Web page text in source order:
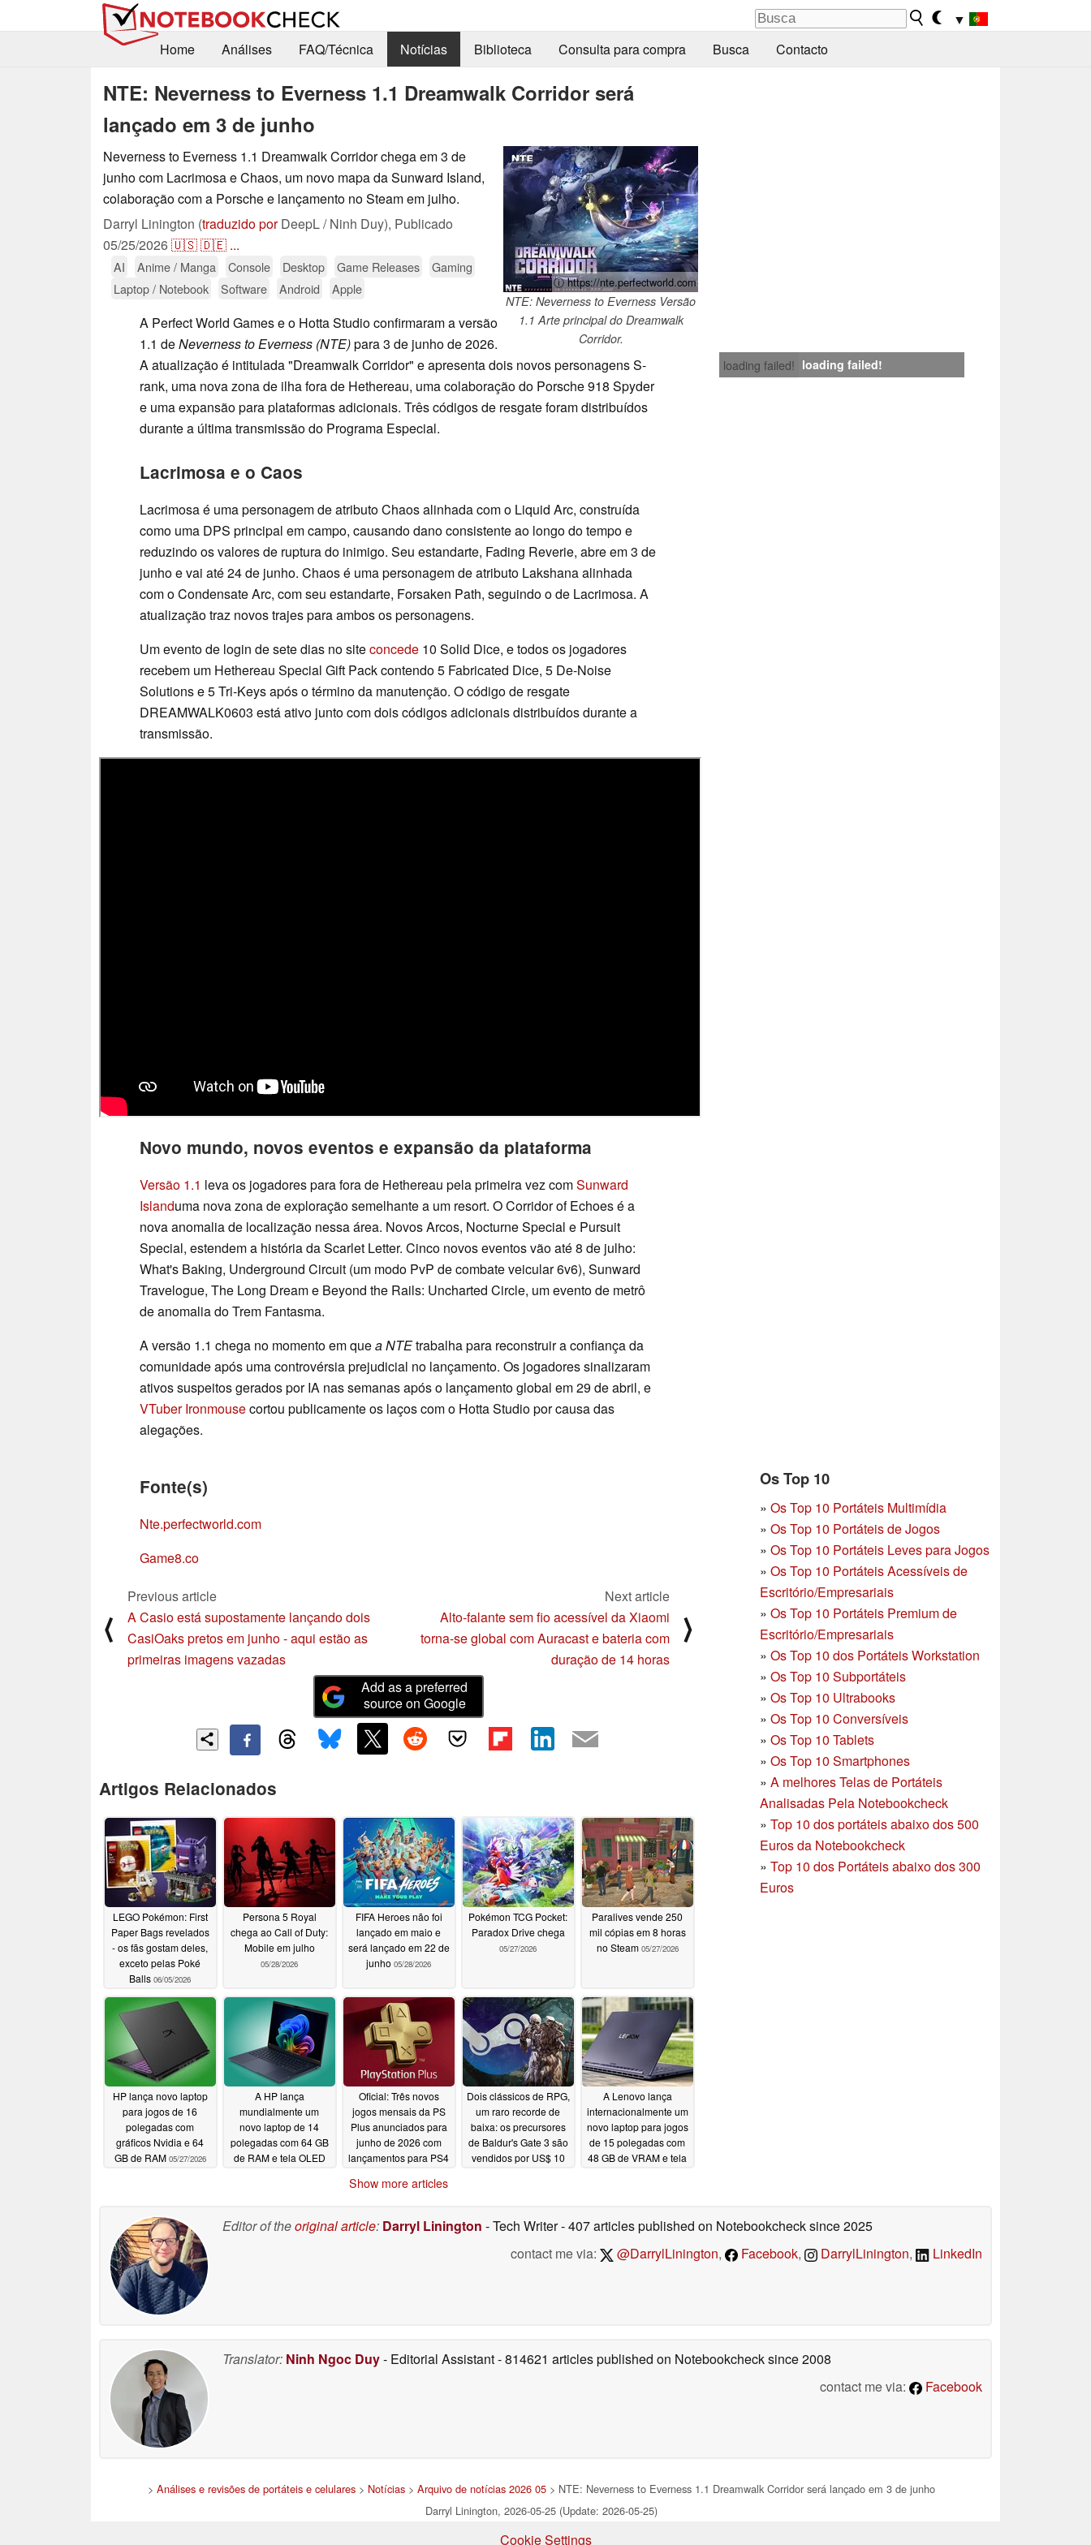
▼
Home
Análises FAQ/Técnica Notícias Biblioteca Consulta para compra Busca Contacto
NTE: Neverness to Everness 1.1 Dreamwalk Corridor será
lançado em 3 de junho
ⓘ https://nte.perfectworld.com
NTE: Neverness to Everness Versão
1.1 Arte principal do Dreamwalk
Corridor.
Neverness to Everness 1.1 Dreamwalk Corridor chega em 3 de
junho com Lacrimosa e Chaos, um novo mapa da Sunward Island,
colaboração com a Porsche e lançamento no Steam em julho.
Darryl Linington (traduzido porDeepL / Ninh Duy), Publicado
05/25/2026🇺🇸🇩🇪 ...
AI Anime / Manga Console Desktop Game Releases
Gaming
Laptop / Notebook
Software Android Apple
loading failed! loading failed!
A Perfect World Games e o Hotta Studio confirmaram a versão
1.1 deNeverness to Everness (NTE)para 3 de junho de 2026.
A atualização é intitulada "Dreamwalk Corridor" e apresenta dois novos personagens S-
rank, uma nova zona de ilha fora de Hethereau, uma colaboração do Porsche 918 Spyder
e uma expansão para plataformas adicionais. Três códigos de resgate foram distribuídos
durante a última transmissão do Programa Especial.
Lacrimosa e o Caos
Lacrimosa é uma personagem de atributo Chaos alinhada com o Liquid Arc, construída
como uma DPS principal em campo, causando dano consistente ao longo do tempo e
reduzindo os valores de ruptura do inimigo. Seu estandarte, Fading Reverie, abre em 3 de
junho e vai até 24 de junho. Chaos é uma personagem de atributo Lakshana alinhada
com o Condensate Arc, com seu estandarte, Forsaken Path, seguindo o de Lacrimosa. A
atualização traz novos trajes para ambos os personagens.
Um evento de login de sete dias no siteconcede 10 Solid Dice, e todos os jogadores
recebem um Hethereau Special Gift Pack contendo 5 Fabricated Dice, 5 De-Noise
Solutions e 5 Tri-Keys após o término da manutenção. O código de resgate
DREAMWALK0603 está ativo junto com dois códigos adicionais distribuídos durante a
transmissão.
Novo mundo, novos eventos e expansão da plataforma
Versão 1.1 leva os jogadores para fora de Hethereau pela primeira vez comSunward
Islanduma nova zona de exploração semelhante a um resort. O Corridor of Echoes é a
nova anomalia de localização nessa área. Novos Arcos, Nocturne Special e Pursuit
Special, estendem a história da Scarlet Letter. Cinco novos eventos vão até 8 de julho:
What's Baking, Underground Circuit (um modo PvP de combate veicular 6v6), Sunward
Travelogue, The Long Dream e Beyond the Rails: Uncharted Circle, um evento de metrô
de anomalia do Trem Fantasma.
A versão 1.1 chega no momento em quea NTEtrabalha para reconstruir a confiança da
comunidade após uma controvérsia prejudicial no lançamento. Os jogadores sinalizaram
ativos suspeitos gerados por IA nas semanas após o lançamento global em 29 de abril, e
VTuber Ironmousecortou publicamente os laços com o Hotta Studio por causa das
alegações.
Os Top 10
» Os Top 10 Portáteis Multimídia
» Os Top 10 Portáteis de Jogos
» Os Top 10 Portáteis Leves para Jogos
» Os Top 10 Portáteis Acessíveis de
Escritório/Empresariais
» Os Top 10 Portáteis Premium de
Escritório/Empresariais
» Os Top 10 dos Portáteis Workstation
» Os Top 10 Subportáteis
» Os Top 10 Ultrabooks
» Os Top 10 Conversíveis
» Os Top 10 Tablets
» Os Top 10 Smartphones
» A melhores Telas de Portáteis
Analisadas Pela Notebookcheck
» Top 10 dos portáteis abaixo dos 500
Euros da Notebookcheck
» Top 10 dos Portáteis abaixo dos 300
Euros
Fonte(s)
Nte.perfectworld.com
Game8.co
⟨
Previous article
A Casio está supostamente lançando dois
CasiOaks pretos em junho - aqui estão as
primeiras imagens vazadas
Next article
Alto-falante sem fio acessível da Xiaomi
torna-se global com Auracast e bateria com
duração de 14 horas
⟩
Add as a preferred
source on Google
Artigos Relacionados
LEGO Pokémon: First
Paper Bags revelados
- os fãs gostam deles,
exceto pelas Poké
Balls 06/05/2026
Persona 5 Royal
chega ao Call of Duty:
Mobile em julho
05/28/2026
FIFA Heroes não foi
lançado em maio e
será lançado em 22 de
junho 05/28/2026
Pokémon TCG Pocket:
Paradox Drive chega
05/27/2026
Paralives vende 250
mil cópias em 8 horas
no Steam 05/27/2026
HP lança novo laptop
para jogos de 16
polegadas com
gráficos Nvidia e 64
GB de RAM 05/27/2026
A HP lança
mundialmente um
novo laptop de 14
polegadas com 64 GB
de RAM e tela OLED
Oficial: Três novos
jogos mensais da PS
Plus anunciados para
junho de 2026 com
lançamentos para PS4
Dois clássicos de RPG,
um raro recorde de
baixa: os precursores
de Baldur's Gate 3 são
vendidos por US$ 10
A Lenovo lança
internacionalmente um
novo laptop para jogos
de 15 polegadas com
48 GB de VRAM e tela
Show more articles
Editor of theoriginal article: Darryl Linington - Tech Writer- 407 articles published on Notebookchecksince 2025
contact me via:
@DarrylLinington, Facebook, DarrylLinington, LinkedIn
Translator: Ninh Ngoc Duy- Editorial Assistant- 814621 articles published on Notebookchecksince 2008
contact me via:
Facebook
> Análises e revisões de portáteis e celulares > Notícias > Arquivo de notícias 2026 05 > NTE: Neverness to Everness 1.1 Dreamwalk Corridor será lançado em 3 de junho
Darryl Linington, 2026-05-25 (Update: 2026-05-25)
Cookie Settings